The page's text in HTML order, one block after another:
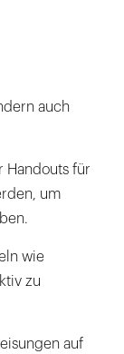
auch
Handouts für
um
wie
zu
auf